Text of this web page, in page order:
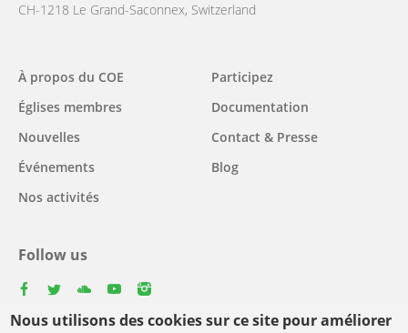
Nous utilisons des cookies sur ce site pour améliorer
CH-1218 Le Grand-Saconnex, Switzerland
Main
navigation
À propos du COE
Églises membres
Nouvelles
Événements
Nos activités
Participez
Documentation
Contact & Presse
Blog
Follow us